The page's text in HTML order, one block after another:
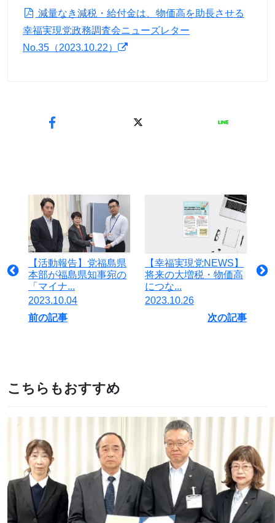
減量なき減税・給付金は、物価高を助長させる
幸福実現党政務調査会ニューズレター
No.35（2023.10.22）
【活動報告】党福島県
本部が福島県知事宛の
「マイナ...
2023.10.04
前の記事
【幸福実現党NEWS】
将来の大増税・物価高
につな...
2023.10.26
次の記事
こちらもおすすめ